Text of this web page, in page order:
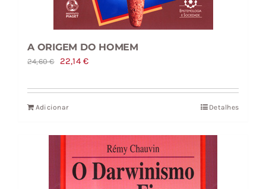
A ORIGEM DO HOMEM
24,60€
O
original
era:
22,14€O
atual
Adicionar Detalhes